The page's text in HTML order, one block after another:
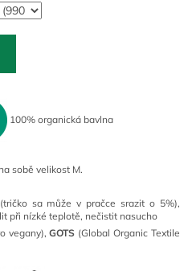
100% organická bavlna
sobě velikost M.
sa může v pračce srazit o 5%),
při nízké teplotě, nečistit nasucho
vegany),GOTS (Global Organic Textile